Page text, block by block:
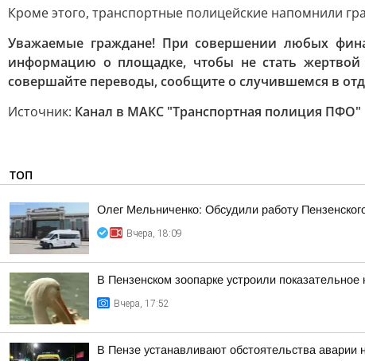
Кроме этого, транспортные полицейские напомнили
Уважаемые граждане! При совершении любых
информацию о площадке, чтобы не стать
совершайте переводы, сообщите о случившемся в
Источник: Канал в МАКС "Транспортная полиция ПФО"
ТОП
Олег Мельниченко: Обсудили работу
Вчера, 18:09
В Пензенском зоопарке устроили
Вчера, 17:52
В Пензе устанавливают обстоятельства аварии